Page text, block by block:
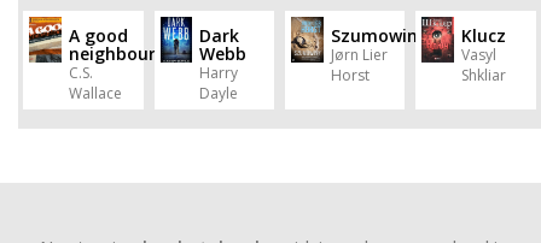
A good
neighbour
C.S.
Wallace
Dark
Webb
Harry
Dayle
Szumowiny
Jørn Lier
Horst
Klucz
Vasyl
Shkliar